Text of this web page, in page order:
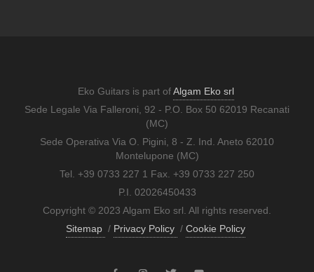
Eko Guitars is part ofAlgam Eko srl
Sede Legale Via Falleroni, 92 - P.O. Box 50 62019 Recanati
(MC)
Sede Operativa Via O. Pigini, 8 - Z. Ind. Aneto 62010
Montelupone (MC)
Tel. +39 0733 227 1 Fax. +39 0733 227 250
P.I. 02026450433
Copyright © 2023 Algam Eko srl. All rights reserved.
Sitemap / Privacy Policy / Cookie Policy